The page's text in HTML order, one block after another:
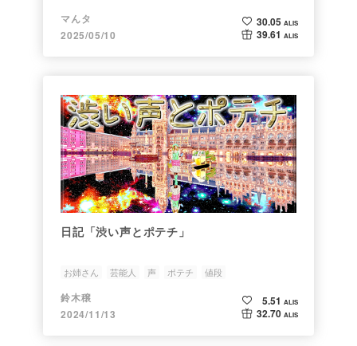
マんタ
2025/05/10
30.05 ALIS
39.61 ALIS
日記「渋い声とポテチ」
お姉さん 芸能人 声 ポテチ 値段
鈴木穣
2024/11/13
5.51 ALIS
32.70 ALIS